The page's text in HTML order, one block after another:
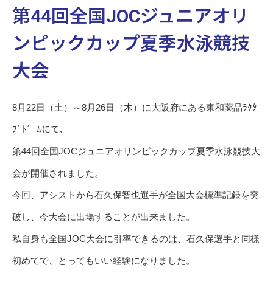
第44回全国JOCジュニアオリ
ンピックカップ夏季水泳競技
大会
8月22日（土）～8月26日（木）に大阪府にある東和薬品ﾗｸﾀ
ﾌﾞﾄﾞｰﾑにて、
第44回全国JOCジュニアオリンピックカップ夏季水泳競技大
会が開催されました。
今回、アシストから石久保智也選手が全国大会標準記録を突
破し、今大会に出場することが出来ました。
私自身も全国JOC大会に引率できるのは、石久保選手と同様
初めてで、とってもいい経験になりました。